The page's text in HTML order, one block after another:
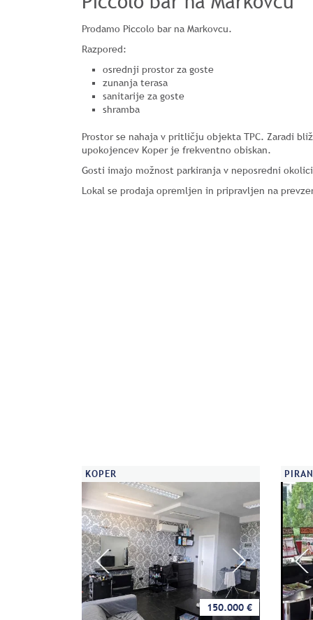
Prodamo Piccolo bar na Markovcu.
Razpored:
osrednji prostor za goste
zunanja terasa
sanitarije za goste
shramba
Prostor se nahaja v pritličju objekta TPC. Zaradi
upokojencev Koper je frekventno obiskan.
Gosti imajo možnost parkiranja v neposredni
Lokal se prodaja opremljen in pripravljen na
KOPER
150.000 €